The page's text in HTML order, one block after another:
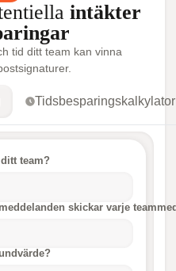
intäkter
tid ditt team kan vinna
Tidsbesparingskalkylator
team?
skickar varje